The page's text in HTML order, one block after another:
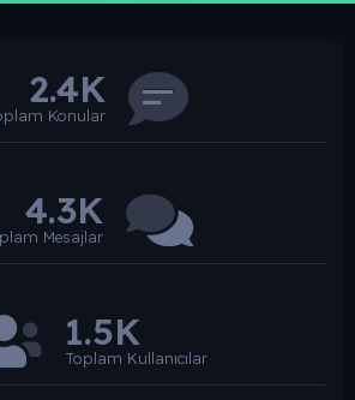
2.4K
Konular
4.3K
Mesajlar
1.5K
Toplam Kullanıcılar